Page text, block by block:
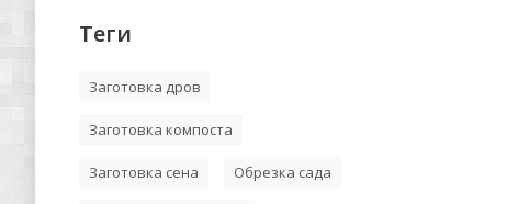
Теги
Заготовка дров
Заготовка компоста
Заготовка сена Обрезка сада